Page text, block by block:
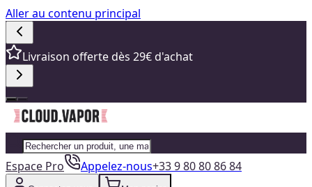
Aller au contenu principal
Livraison offerte dès 29€ d'achat
Espace Pro Appelez-nous+33 9 80 80 86 84